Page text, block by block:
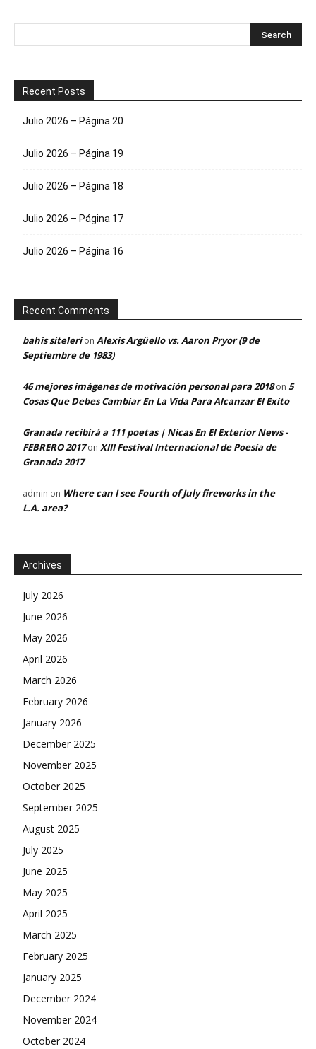
Recent Posts
Julio 2026 – Página 20
Julio 2026 – Página 19
Julio 2026 – Página 18
Julio 2026 – Página 17
Julio 2026 – Página 16
Recent Comments
bahis sitelerion Alexis Argüello vs. Aaron Pryor (9 de
Septiembre de 1983)
46 mejores imágenes de motivación personal para 2018on 5
Cosas Que Debes Cambiar En La Vida Para Alcanzar El Exito
Granada recibirá a 111 poetas | Nicas En El Exterior News -
FEBRERO 2017on XIII Festival Internacional de Poesía de
Granada 2017
admin on Where can I see Fourth of July fireworks in the
L.A. area?
Archives
July 2026
June 2026
May 2026
April 2026
March 2026
February 2026
January 2026
December 2025
November 2025
October 2025
September 2025
August 2025
July 2025
June 2025
May 2025
April 2025
March 2025
February 2025
January 2025
December 2024
November 2024
October 2024